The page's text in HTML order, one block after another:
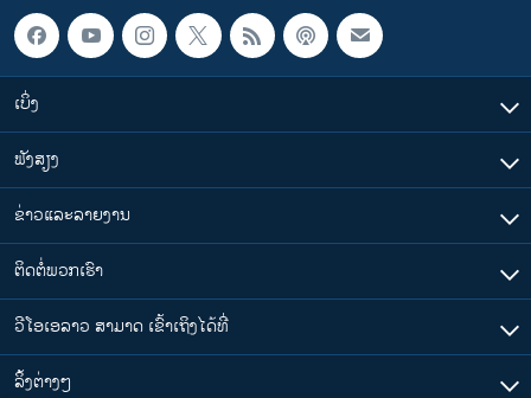
ເບິ່ງ
ຟັງສຽງ
ຂ່າວແລະລາຍງານ
ຕິດຕໍ່ພວກເຮົາ
ວີໂອເອລາວ ສາມາດ ເຂົ້າເຖິງໄດ້ທີ່
​ລິ້ງ​ຕ່າງໆ